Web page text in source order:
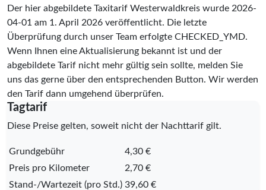
Der hier abgebildete Taxitarif Westerwaldkreis wurde 2026-
04-01 am 1. April 2026 veröffentlicht. Die letzte
Überprüfung durch unser Team erfolgte CHECKED_YMD.
Wenn Ihnen eine Aktualisierung bekannt ist und der
abgebildete Tarif nicht mehr gültig sein sollte, melden Sie
uns das gerne über den entsprechenden Button. Wir werden
den Tarif dann umgehend überprüfen.
Tagtarif
Diese Preise gelten, soweit nicht der Nachttarif gilt.
Grundgebühr
4,30 €
Preis pro Kilometer
2,70 €
Stand-/Wartezeit (pro Std.) 39,60 €